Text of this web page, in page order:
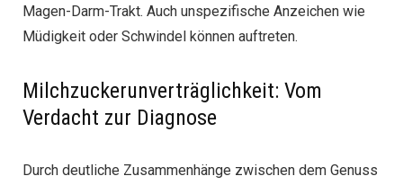
Magen-Darm-Trakt. Auch unspezifische Anzeichen wie
Müdigkeit oder Schwindel können auftreten.
Milchzuckerunverträglichkeit: Vom
Verdacht zur Diagnose
Durch deutliche Zusammenhänge zwischen dem Genuss